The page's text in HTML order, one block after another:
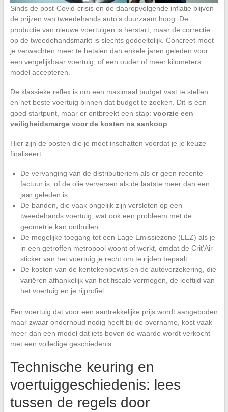
Sinds de post-Covid-crisis en de daaropvolgende inflatie blijven
de prijzen van tweedehands auto’s duurzaam hoog. De
productie van nieuwe voertuigen is herstart, maar de correctie
op de tweedehandsmarkt is slechts gedeeltelijk. Concreet moet
je verwachten meer te betalen dan enkele jaren geleden voor
een vergelijkbaar voertuig, of een ouder of meer kilometers
model accepteren.
De klassieke reflex is om een maximaal budget vast te stellen
en het beste voertuig binnen dat budget te zoeken. Dit is een
goed startpunt, maar er ontbreekt een stap: voorzie een
veiligheidsmarge voor de kosten na aankoop.
Hier zijn de posten die je moet inschatten voordat je je keuze
finaliseert:
De vervanging van de distributieriem als er geen recente
factuur is, of de olie verversen als de laatste meer dan een
jaar geleden is
De banden, die vaak ongelijk zijn versleten op een
tweedehands voertuig, wat ook een probleem met de
geometrie kan onthullen
De mogelijke toegang tot een Lage Emissiezone (LEZ) als je
in een getroffen metropool woont of werkt, omdat de Crit’Air-
sticker van het voertuig je recht om te rijden bepaalt
De kosten van de kentekenbewijs en de autoverzekering, die
variëren afhankelijk van het fiscale vermogen, de leeftijd van
het voertuig en je rijprofiel
Een voertuig dat voor een aantrekkelijke prijs wordt aangeboden
maar zwaar onderhoud nodig heeft bij de overname, kost vaak
meer dan een model dat iets boven de waarde wordt verkocht
met een volledige geschiedenis.
Technische keuring en
voertuiggeschiedenis: lees
tussen de regels door